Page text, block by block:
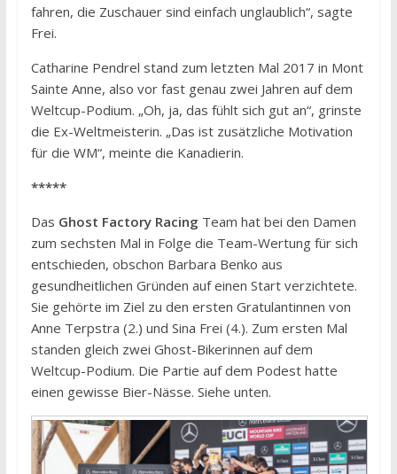
fahren, die Zuschauer sind einfach unglaublich“, sagte
Frei.
Catharine Pendrel stand zum letzten Mal 2017 in Mont
Sainte Anne, also vor fast genau zwei Jahren auf dem
Weltcup-Podium. „Oh, ja, das fühlt sich gut an“, grinste
die Ex-Weltmeisterin. „Das ist zusätzliche Motivation
für die WM“, meinte die Kanadierin.
*****
Das Ghost Factory Racing Team hat bei den Damen
zum sechsten Mal in Folge die Team-Wertung für sich
entschieden, obschon Barbara Benko aus
gesundheitlichen Gründen auf einen Start verzichtete.
Sie gehörte im Ziel zu den ersten Gratulantinnen von
Anne Terpstra (2.) und Sina Frei (4.). Zum ersten Mal
standen gleich zwei Ghost-Bikerinnen auf dem
Weltcup-Podium. Die Partie auf dem Podest hatte
einen gewisse Bier-Nässe. Siehe unten.